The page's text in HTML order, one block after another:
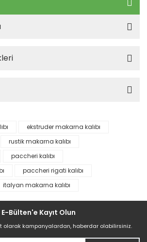
ekstruder makarna kalıbı
rustik makarna kalıbı
paccheri kalıbı
paccheri rigati kalıbı
italyan makarna kalıbı
E-Bülten'e Kayıt Olun
olarak kampanyalardan, haberdar olabilirsiniz.